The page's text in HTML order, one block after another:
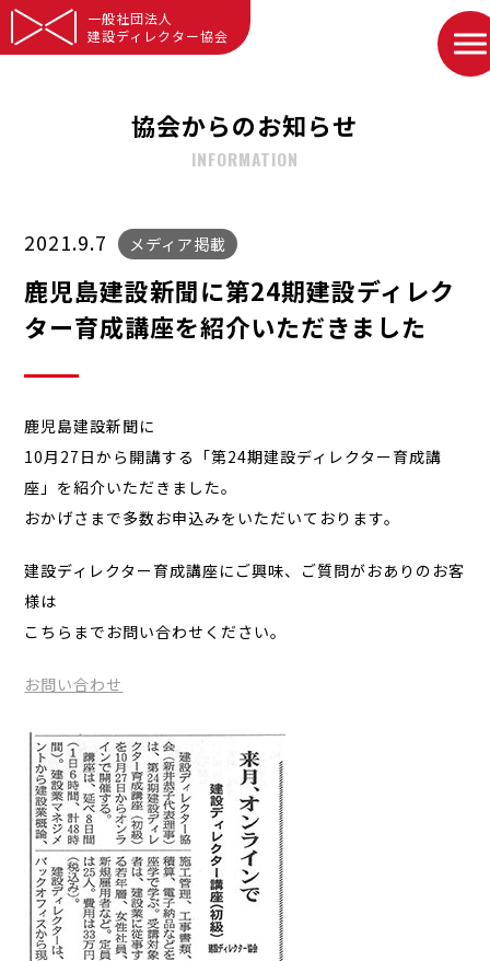
一般社団法人
建設ディレクター協会
協会からのお知らせ
INFORMATION
2021.9.7 メディア掲載
鹿児島建設新聞に第24期建設ディレク
ター育成講座を紹介いただきました
鹿児島建設新聞に
10月27日から開講する「第24期建設ディレクター育成講
座」を紹介いただきました。
おかげさまで多数お申込みをいただいております。
建設ディレクター育成講座にご興味、ご質問がおありのお客
様は
こちらまでお問い合わせください。
お問い合わせ